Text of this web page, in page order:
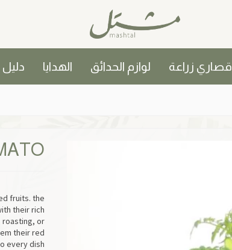
قصاري زراعة لوازم الحدائق الهدايا دليل
fruits. the
their rich
roasting, or
their red
every dish!